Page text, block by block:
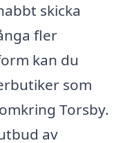
skicka
fler
kan du
som
Torsby.
av